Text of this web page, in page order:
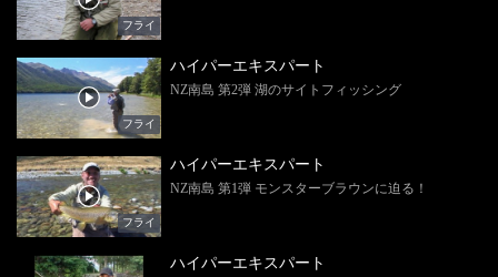
フライ
フライ
ハイパーエキスパート
NZ南島 第2弾 湖のサイトフィッシング
フライ
ハイパーエキスパート
NZ南島 第1弾 モンスターブラウンに迫る！
ハイパーエキスパート